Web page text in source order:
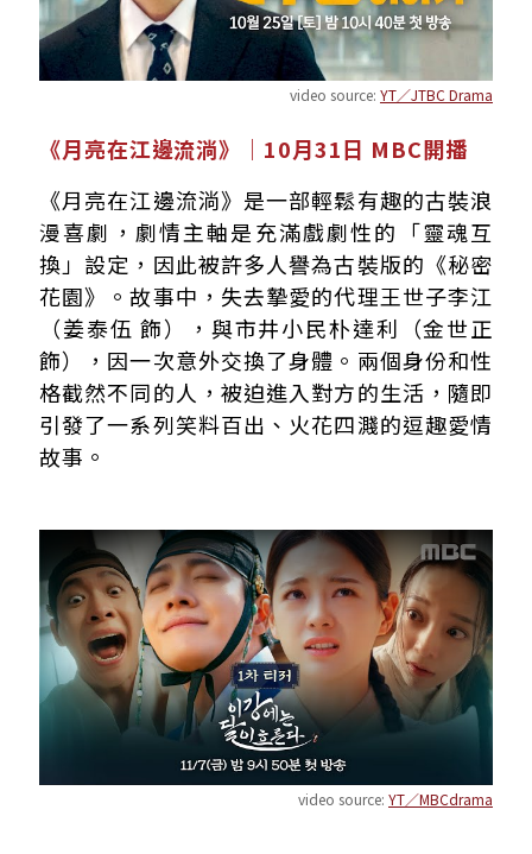
video source: YT／JTBC Drama
《月亮在江邊流淌》｜10月31日 MBC開播
《月亮在江邊流淌》是一部輕鬆有趣的古裝浪
漫喜劇，劇情主軸是充滿戲劇性的「靈魂互
換」設定，因此被許多人譽為古裝版的《秘密
花園》。故事中，失去摯愛的代理王世子李江
（姜泰伍 飾），與市井小民朴達利（金世正
飾），因一次意外交換了身體。兩個身份和性
格截然不同的人，被迫進入對方的生活，隨即
引發了一系列笑料百出、火花四濺的逗趣愛情
故事。
video source: YT／MBCdrama